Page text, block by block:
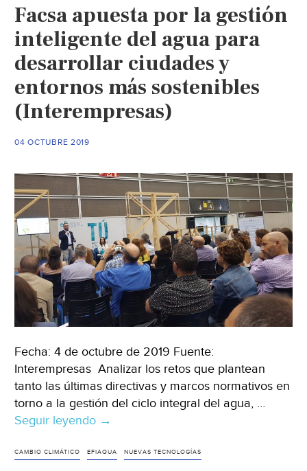
Facsa apuesta por la gestión
inteligente del agua para
desarrollar ciudades y
entornos más sostenibles
(Interempresas)
04 OCTUBRE 2019
Fecha: 4 de octubre de 2019 Fuente:
Interempresas Analizar los retos que plantean
tanto las últimas directivas y marcos normativos en
torno a la gestión del ciclo integral del agua, …
Seguir leyendo Facsa
por
→
CAMBIO CLIMÁTICO EFIAQUA NUEVAS TECNOLOGÍAS